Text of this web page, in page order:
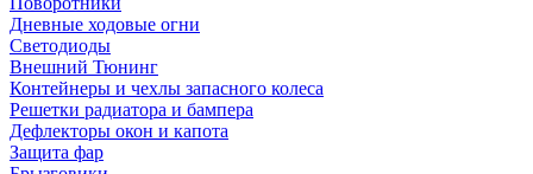
Дневные ходовые огни
Светодиоды
Внешний Тюнинг
Контейнеры и чехлы запасного колеса
Решетки радиатора и бампера
Дефлекторы окон и капота
Защита фар